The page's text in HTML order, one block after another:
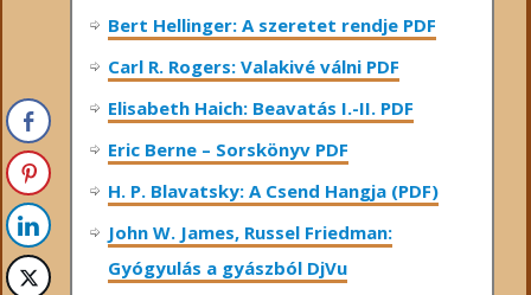
Bert Hellinger: A ​szeretet rendje PDF
Carl R. Rogers: Valakivé válni PDF
Elisabeth Haich: Beavatás I.-II. PDF
Eric Berne – Sorskönyv PDF
H. P. Blavatsky: A Csend Hangja (PDF)
John W. James, Russel Friedman:
Gyógyulás a gyászból DjVu